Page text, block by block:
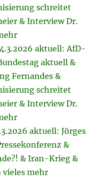
schreitet
& Interview Dr.
aktuell: AfD-
aktuell &
Fernandes &
schreitet
& Interview Dr.
aktuell: Jörges
&
& Iran-Krieg &
vieles mehr